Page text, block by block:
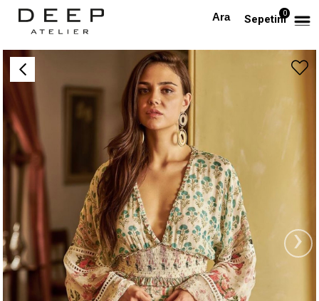
Sepetim0
Anasayfa TÜM ELBİSELER Çiçek Desenli V Yaka Tasarım Takım
›